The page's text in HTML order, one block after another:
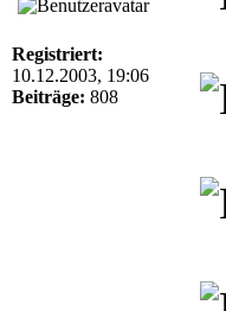
Registriert:
10.12.2003, 19:06
Beiträge: 808